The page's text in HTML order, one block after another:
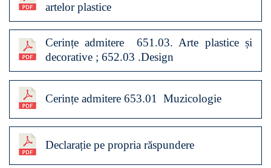
artelor plastice
Cerințe admitere 651.03. Arte plastice și
decorative ; 652.03 .Design
Cerințe admitere 653.01 Muzicologie
Declarație pe propria răspundere